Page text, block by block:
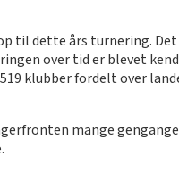
til dette års turnering.
over tid er blevet
klubber fordelt over
mange